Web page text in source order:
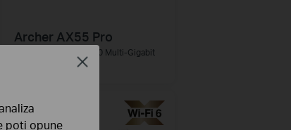
Archer AX55 Pro
Router Wi-Fi 6 AX3000 Multi-Gigabit
cu port de 2.5 Gbps
poți opune
Close